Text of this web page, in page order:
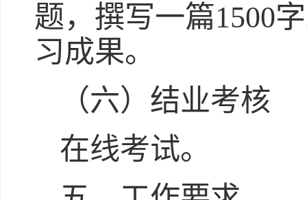
题，撰写一篇1500
习成果。
（六）结业考核
在线考试。